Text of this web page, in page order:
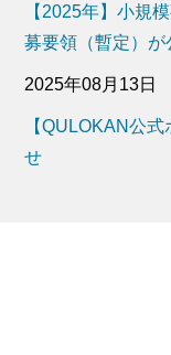
【2025年】小規
募要領（暫定）が
2025年08月13日
【QULOKAN公
せ